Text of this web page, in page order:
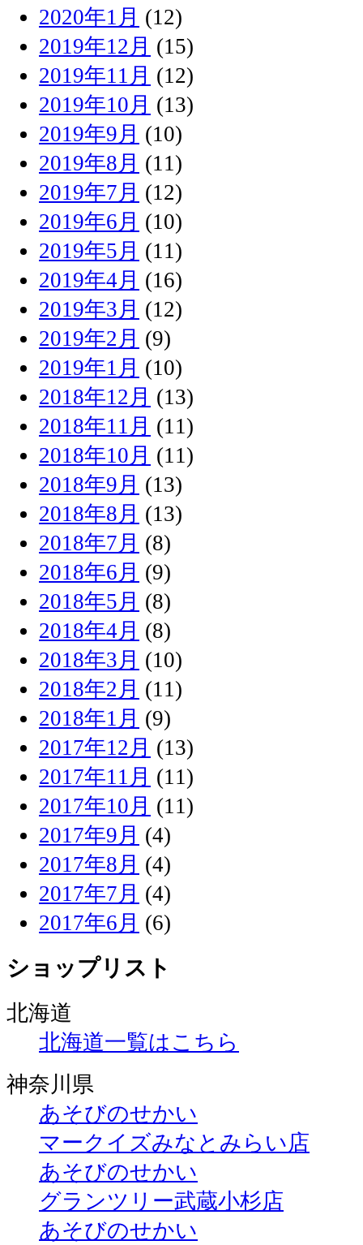
2020年1月 (12)
2019年12月 (15)
2019年11月 (12)
2019年10月 (13)
2019年9月 (10)
2019年8月 (11)
2019年7月 (12)
2019年6月 (10)
2019年5月 (11)
2019年4月 (16)
2019年3月 (12)
2019年2月 (9)
2019年1月 (10)
2018年12月 (13)
2018年11月 (11)
2018年10月 (11)
2018年9月 (13)
2018年8月 (13)
2018年7月 (8)
2018年6月 (9)
2018年5月 (8)
2018年4月 (8)
2018年3月 (10)
2018年2月 (11)
2018年1月 (9)
2017年12月 (13)
2017年11月 (11)
2017年10月 (11)
2017年9月 (4)
2017年8月 (4)
2017年7月 (4)
2017年6月 (6)
ショップリスト
北海道
北海道一覧はこちら
神奈川県
あそびのせかい
マークイズみなとみらい店
あそびのせかい
グランツリー武蔵小杉店
あそびのせかい